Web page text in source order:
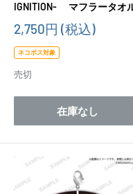
IGNITION- マフラータオ
販
価
格
2,750円 (税込)
ネコポス対象
売切
在庫なし